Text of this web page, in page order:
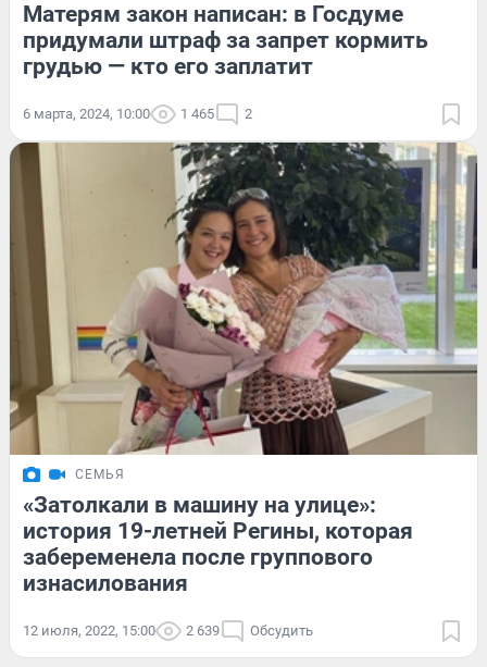
Матерям закон написан: в Госдуме
придумали штраф за запрет кормить
грудью — кто его заплатит
6 марта, 2024, 10:00 1 465 2
СЕМЬЯ
«Затолкали в машину на улице»:
история 19-летней Регины, которая
забеременела после группового
изнасилования
12 июля, 2022, 15:00 2 639 Обсудить